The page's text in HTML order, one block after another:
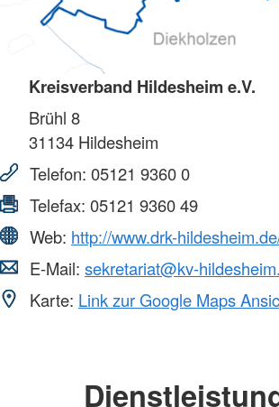
Kreisverband Hildesheim e.V.
Brühl 8
31134 Hildesheim
Telefon: 05121 9360 0
Telefax: 05121 9360 49
Web: http://www.drk-
E-Mail: sekretariat@kv-
Karte: Link zur Google Maps